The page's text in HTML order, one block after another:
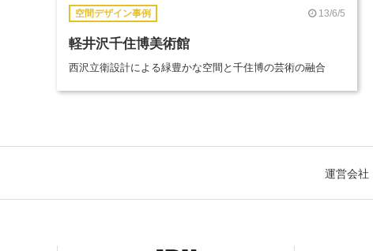
空間デザイン事例 13/6/5
軽井沢千住博美術館
西沢立衛設計による緑豊かな空間と千住博の芸術の融合
運営会社